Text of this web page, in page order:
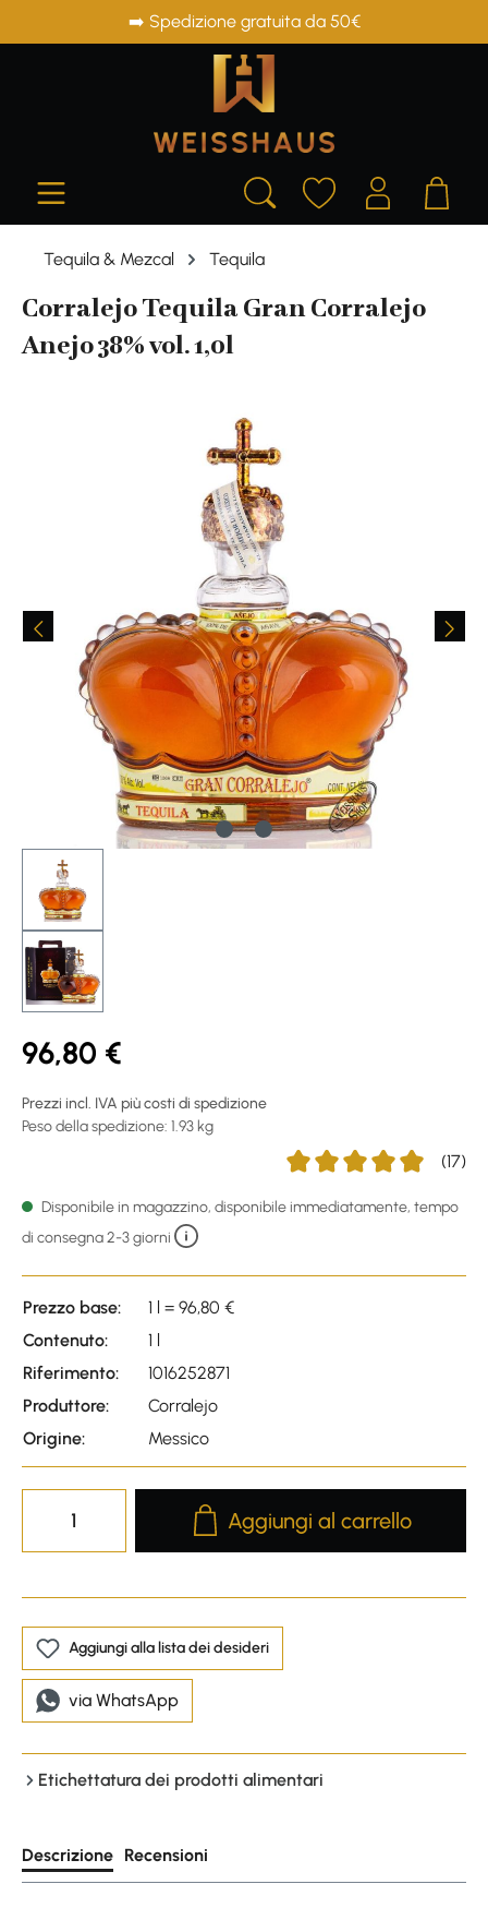
➡️ Spedizione gratuita da 50€
Tequila & Mezcal Tequila
Corralejo Tequila Gran Corralejo
Anejo 38% vol. 1,0l
96,80 €
Prezzi incl. IVA più costi di spedizione
Peso della spedizione: 1.93 kg
(17)
Disponibile in magazzino, disponibile immediatamente, tempo
di consegna 2-3 giorni
Prezzo base:
1 l = 96,80 €
Contenuto:
1 l
Riferimento:
1016252871
Produttore:
Corralejo
Origine:
Messico
Product Quantity: Enter the
Aggiungi al carrello
Aggiungi alla lista dei desideri
via WhatsApp
Etichettatura dei prodotti alimentari
Descrizione Recensioni